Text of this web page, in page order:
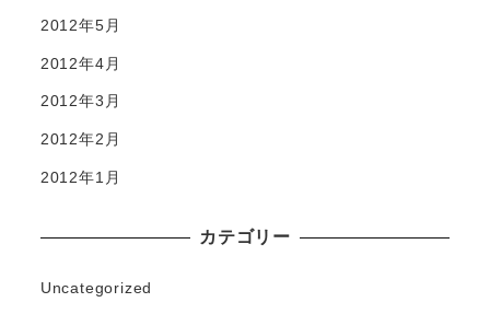
2012年5月
2012年4月
2012年3月
2012年2月
2012年1月
カテゴリー
Uncategorized